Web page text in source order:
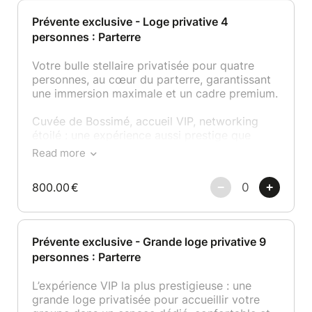
Prévente exclusive - Loge privative 4
personnes : Parterre
Votre bulle stellaire privatisée pour quatre
personnes, au cœur du parterre, garantissant
une immersion maximale et un cadre premium.
Cuvée de Bossimé, accueil VIP, networking
relationnelle.
collaborateurs ou clients premium.
Read more
800.00€
Prévente exclusive - Grande loge privative 9
personnes : Parterre
L’expérience VIP la plus prestigieuse : une
grande loge privatisée pour accueillir votre